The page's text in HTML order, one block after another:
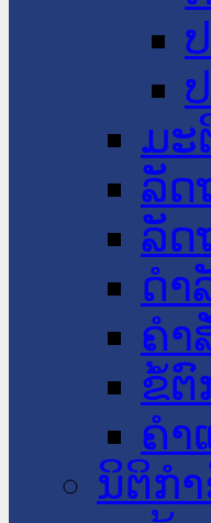
ມະ
ລັດ
ລັດ
ດໍາ
ຄໍາ
ຂໍ້ຕົ
ຄໍາ
ນິຕິກ